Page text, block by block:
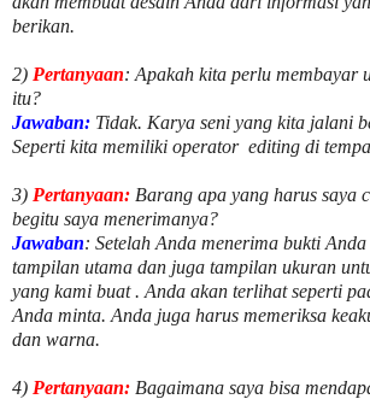
berikan.
2) Pertanyaan: Apakah kita perlu membayar
itu?
Jawaban: Tidak. Karya seni yang kita jalani
Seperti kita memiliki operator editing di
3) Pertanyaan: Barang apa yang harus saya
begitu saya menerimanya?
Jawaban: Setelah Anda menerima bukti
tampilan utama dan juga tampilan ukuran
yang kami buat . Anda akan terlihat seperti
Anda minta. Anda juga harus memeriksa
dan warna.
4) Pertanyaan: Bagaimana saya bisa